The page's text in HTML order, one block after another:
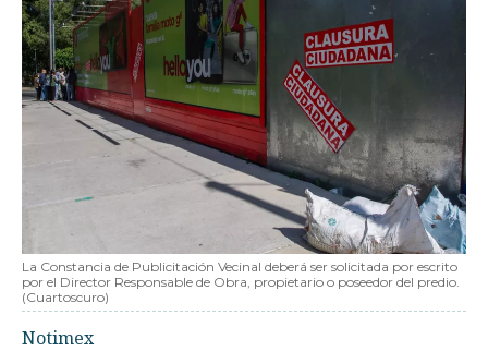
La Constancia de Publicitación Vecinal deberá ser solicitada por escrito
por el Director Responsable de Obra, propietario o poseedor del predio.
(Cuartoscuro)
Notimex